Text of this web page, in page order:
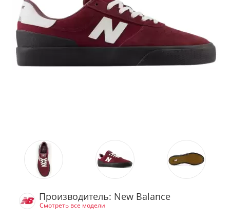
Производитель: New Balance
Смотреть все модели